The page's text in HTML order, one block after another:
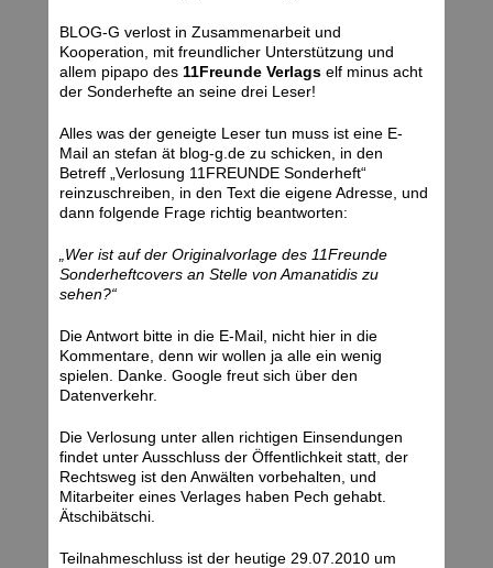
BLOG-G verlost in Zusammenarbeit und
Kooperation, mit freundlicher Unterstützung und
allem pipapo des 11Freunde Verlags elf minus acht
der Sonderhefte an seine drei Leser!
Alles was der geneigte Leser tun muss ist eine E-
Mail an stefan ät blog-g.de zu schicken, in den
Betreff „Verlosung 11FREUNDE Sonderheft“
reinzuschreiben, in den Text die eigene Adresse, und
dann folgende Frage richtig beantworten:
„Wer ist auf der Originalvorlage des 11Freunde
Sonderheftcovers an Stelle von Amanatidis zu
sehen?“
Die Antwort bitte in die E-Mail, nicht hier in die
Kommentare, denn wir wollen ja alle ein wenig
spielen. Danke. Google freut sich über den
Datenverkehr.
Die Verlosung unter allen richtigen Einsendungen
findet unter Ausschluss der Öffentlichkeit statt, der
Rechtsweg ist den Anwälten vorbehalten, und
Mitarbeiter eines Verlages haben Pech gehabt.
Ätschibätschi.
Teilnahmeschluss ist der heutige 29.07.2010 um